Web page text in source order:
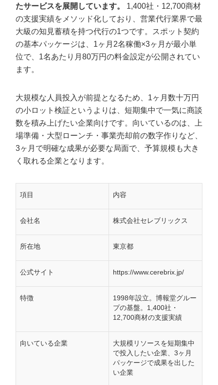
たサービスを展開しています。
1,400社・12,700商材
の支援実績をメソッド化しており、営業代行業界で最
大級の知見蓄積を持つ代行の1つです。スポット契約
の基本パッケージは、1ヶ月2名稼働×3ヶ月が最小単
位で、1名あたり月80万円の料金設定が公開されてい
ます。
大規模な人員投入が前提となるため、1ヶ月数十万円
の小ロット検証というよりは、短期集中で一気に商談
数を積み上げたい企業向けです。向いているのは、上
場準備・大型ローンチ・事業売却前の数字作りなど、
3ヶ月で明確な成果が必要な局面で、予算規模も大き
く取れる企業となります。
項目 内容
会社名 株式会社セレブリックス
所在地 東京都
公式サイト https://www.cerebrix.jp/
特徴
1998年設立。博報堂グルー
プの基盤。1,400社・
12,700商材の支援実績
向いている企業
大規模リソースを短期集中
で投入したい企業、3ヶ月
パッケージで成果を出した
い企業